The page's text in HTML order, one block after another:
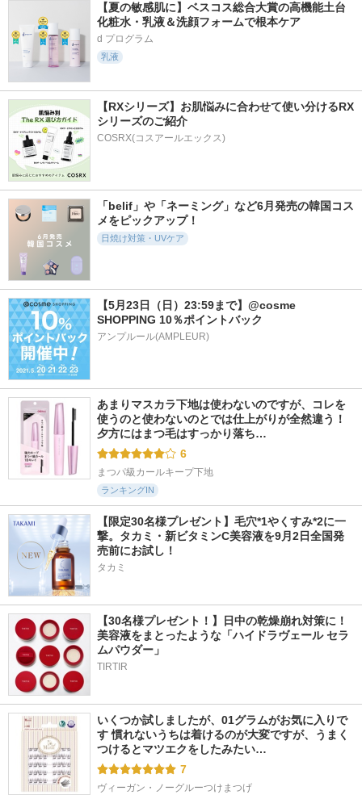
5.7
9408件
カネボウ クリーム
KANEBO
アネッサ
2624件
FAS ザ ブラック デ
イ クリーム
FAS
5.1
5155件
オルビス リンクル
ブライトUVプロテ
【夏の敏感肌に】ベスコス総合大賞の高機能土台
化粧水・乳液＆洗顔フォームで根本ケア
d プログラム
乳液
【RXシリーズ】お肌悩みに合わせて使い分けるRX
シリーズのご紹介
COSRX(コスアールエックス)
「belif」や「ネーミング」など6月発売の韓国コス
メをピックアップ！
日焼け対策・UVケア
【5月23日（日）23:59まで】@cosme
SHOPPING 10％ポイントバック
アンプルール(AMPLEUR)
あまりマスカラ下地は使わないのですが、コレを
使うのと使わないのとでは仕上がりが全然違う！
夕方にはまつ毛はすっかり落ち…
6
まつパ級カールキープ下地
ランキングIN
【限定30名様プレゼント】毛穴*1やくすみ*2に一
撃。タカミ・新ビタミンC美容液を9月2日全国発
売前にお試し！
タカミ
【30名様プレゼント！】日中の乾燥崩れ対策に！
美容液をまとったような「ハイドラヴェール セラ
ムパウダー」
TIRTIR
いくつか試しましたが、01グラムがお気に入りで
す 慣れないうちは着けるのが大変ですが、うまく
つけるとマツエクをしたみたい…
7
ヴィーガン・ノーグルーつけまつげ